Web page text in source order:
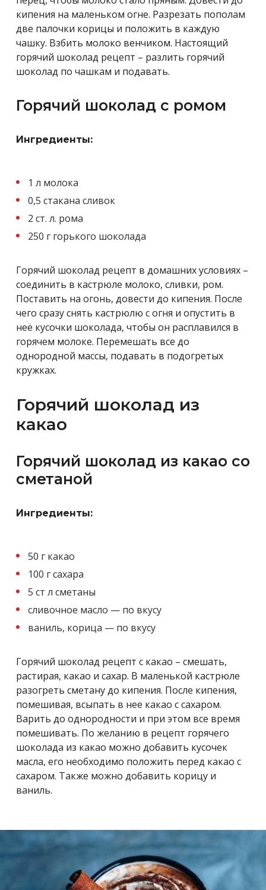
кипения на маленьком огне. Разрезать пополам
две палочки корицы и положить в каждую
чашку. Взбить молоко венчиком. Настоящий
горячий шоколад рецепт – разлить горячий
шоколад по чашкам и подавать.
Горячий шоколад с ромом
Ингредиенты:
1 л молока
0,5 стакана сливок
2 ст. л. рома
250 г горького шоколада
Горячий шоколад рецепт в домашних условиях –
соединить в кастрюле молоко, сливки, ром.
Поставить на огонь, довести до кипения. После
чего сразу снять кастрюлю с огня и опустить в
неё кусочки шоколада, чтобы он расплавился в
горячем молоке. Перемешать все до
однородной массы, подавать в подогретых
кружках.
Горячий шоколад из
какао
Горячий шоколад из какао со
сметаной
Ингредиенты:
50 г какао
100 г сахара
5 ст л сметаны
сливочное масло — по вкусу
ваниль, корица — по вкусу
Горячий шоколад рецепт с какао – смешать,
растирая, какао и сахар. В маленькой кастрюле
разогреть сметану до кипения. После кипения,
помешивая, всыпать в нее какао с сахаром.
Варить до однородности и при этом все время
помешивать. По желанию в рецепт горячего
шоколада из какао можно добавить кусочек
масла, его необходимо положить перед какао с
сахаром. Также можно добавить корицу и
ваниль.